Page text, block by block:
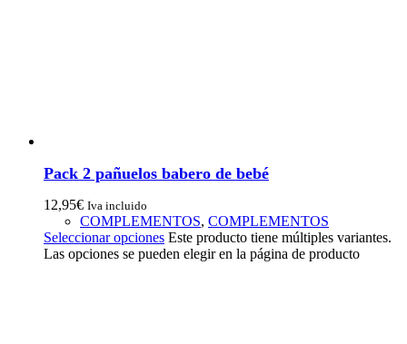
Pack 2 pañuelos babero de bebé
12,95€ Iva incluido
COMPLEMENTOS, COMPLEMENTOS
Seleccionar opciones Este producto tiene múltiples variantes.
Las opciones se pueden elegir en la página de producto